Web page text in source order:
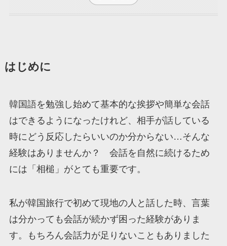
はじめに
韓国語を勉強し始めて基本的な挨拶や簡単な会話
はできるようになったけれど、相手が話している
時にどう反応したらいいのか分からない…そんな
経験はありませんか？ 会話を自然に続けるため
には「相槌」がとても重要です。
私が韓国旅行で初めて現地の人と話した時、言葉
は分かっても会話が続かず困った経験がありま
す。もちろん会話力が足りないこともありました